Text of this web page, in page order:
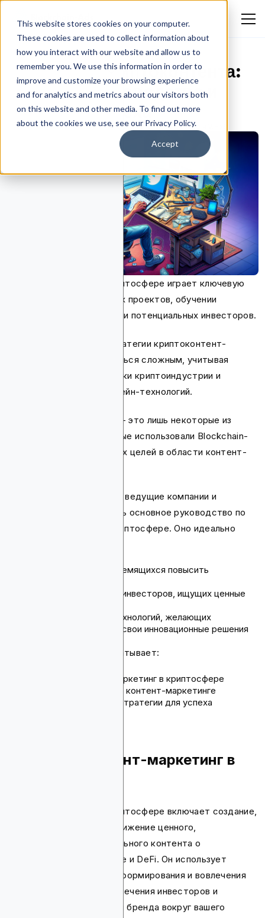
This website stores cookies on your computer.
These cookies are used to collect information about
how you interact with our website and allow us to
remember you. We use this information in order to
improve and customize your browsing experience
and for analytics and metrics about our visitors both
on this website and other media. To find out more
about the cookies we use, see our Privacy Policy.
Accept
Маркетинг криптоконтента:
основное руководство и
стратегии успеха
Ekokotu Emmanuel Eguono May 12, 2026 Крипто и Web3
Контент-маркетинг в криптосфере играет ключевую
роль в продвижении новых проектов, обучении
сообщества и привлечении потенциальных инвесторов.
Однако планирование стратегии криптоконтент-
маркетинга может оказаться сложным, учитывая
уникальные характеристики криптоиндустрии и
скорость развития блокчейн-технологий.
Binance, Coinbase и Gala — это лишь некоторые из
топовых проектов, которые использовали Blockchain-
Ads для достижения своих целей в области контент-
Мы проанализировали эти ведущие компании и
проекты, чтобы составить основное руководство по
контент-маркетингу в криптосфере. Оно идеально
криптостартапов, стремящихся повысить
криптотрейдеров или инвесторов, ищущих ценные
компаний блокчейн-технологий, желающих
продемонстрировать свои инновационные решения
Данное руководство охватывает:
Что такое контент-маркетинг в криптосфере
Как начать свой путь в контент-маркетинге
Топовые контентные стратегии для успеха
Что такое контент-маркетинг в
Контент-маркетинг в криптосфере включает создание,
распространение и продвижение ценного,
релевантного и увлекательного контента о
криптовалютах, блокчейне и DeFi. Он использует
контент для обучения, информирования и вовлечения
криптосообщества, привлечения инвесторов и
построения узнаваемости бренда вокруг вашего